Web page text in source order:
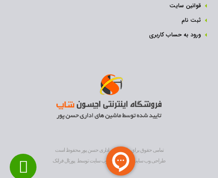
قوانین سایت
ثبت نام‌
ورود به حساب کاربری
تمامی حقوق برای ماشین های اداری حسن پور محفوظ است
طراحی وب سایت
و بهینه سازی وب سایتتوسط پورتال فراتک